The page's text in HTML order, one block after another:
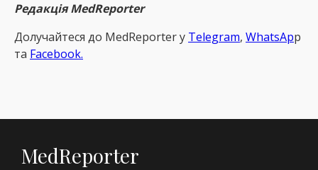
Редакція MedReporter
Долучайтеся до MedReрorter у Telegram, WhatsApp
та Facebook.
MedReporter